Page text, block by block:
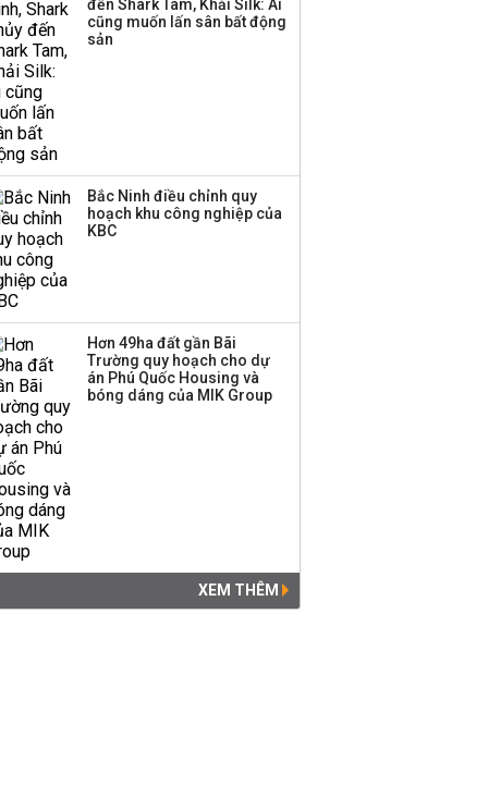
Thị trường thường
đến Shark Tam, Khải Silk: Ai
cũng muốn lấn sân bất động
sản
Bắc Ninh điều chỉnh quy
hoạch khu công nghiệp của
KBC
Hơn 49ha đất gần Bãi
Trường quy hoạch cho dự
án Phú Quốc Housing và
bóng dáng của MIK Group
XEM THÊM